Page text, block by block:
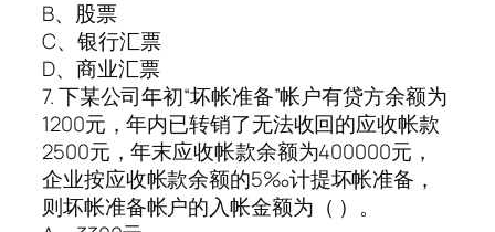
B、股票
C、银行汇票
D、商业汇票
7. 下某公司年初“坏帐准备”帐户有贷方余额为
1200元，年内已转销了无法收回的应收帐款
2500元，年末应收帐款余额为400000元，
企业按应收帐款余额的5‰计提坏帐准备，
则坏帐准备帐户的入帐金额为（ ）。